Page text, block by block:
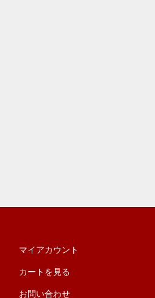
マイアカウント
カートを見る
お問い合わせ